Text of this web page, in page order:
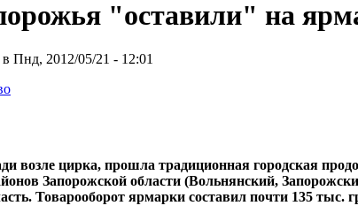
"оставили" на
Пнд, 2012/05/21 - 12:01
возле цирка, прошла традиционная городская
Запорожской области (Вольнянский,
Товарооборот ярмарки составил почти 135